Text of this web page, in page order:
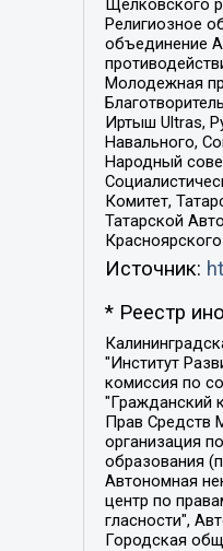
Щелковского
Религиозное
объединение
Молодежная
Иртыш Ultras,
Навального,
Народный
Комитет,
Татарской
Источник:
* Реестр
Калининградская региональная общественная организация "Экозащита!-Женсовет", Фонд содействия защите прав и свобод граждан "Общественный вердикт", Фонд "Институт Развития Свободы Информации", Частное учреждение "Информационное агентство МЕМО. РУ", Региональная общественная организация "Общественная комиссия по сохранению наследия академика Сахарова", Фонд поддержки свободы прессы, Санкт-Петербургская общественная правозащитная организация "Гражданский контроль", Межрегиональная общественная организация "Информационно-просветительский центр "Мемориал", Региональный Фонд "Центр Защиты Прав Средств Массовой Информации", с 05.12.2023 Фонд "Центр Защиты Прав Средств массовой информации", Региональная общественная благотворительная организация помощи беженцам и мигрантам "Гражданское содействие", Негосударственное образовательное учреждение дополнительного